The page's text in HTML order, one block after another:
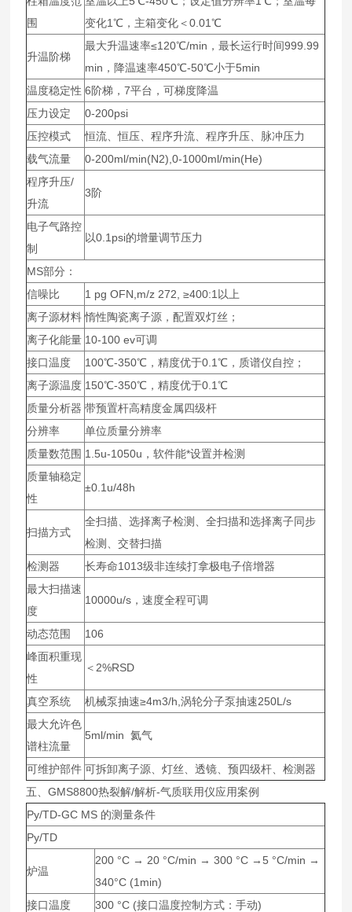
围
变化1℃，主箱变化＜0.01℃
升温阶梯
最大升温速率≤120℃/min，最长运行时间999.99
min，降温速率450℃-50℃小于5min
温度稳定性 6阶梯，7平台，可梯度降温
压力设定
0-200psi
压控模式
恒流、恒压、程序升流、程序升压、脉冲压力
载气流量
0-200ml/min(N2),0-1000ml/min(He)
程序升压/
升流
3阶
电子气路控
制
以0.1psi的增量调节压力
MS部分：
信噪比
1 pg OFN,m/z 272, ≥400:1以上
离子源材料 惰性陶瓷离子源，配置双灯丝；
离子化能量 10-100 ev可调
接口温度
100℃-350℃，精度优于0.1℃，质谱仪自控；
离子源温度 150℃-350℃，精度优于0.1℃
质量分析器 带预置杆高精度金属四级杆
分辨率
单位质量分辨率
质量数范围 1.5u-1050u，软件能*设置并检测
质量轴稳定
性
±0.1u/48h
扫描方式
全扫描、选择离子检测、全扫描和选择离子同步
检测、交替扫描
检测器
长寿命1013级非连续打拿极电子倍增器
最大扫描速
度
10000u/s，速度全程可调
动态范围
106
峰面积重现
性
＜2%RSD
真空系统
机械泵抽速≥4m3/h,涡轮分子泵抽速250L/s
最大允许色
谱柱流量
5ml/min 氦气
可维护部件 可拆卸离子源、灯丝、透镜、预四级杆、检测器
五、GMS8800热裂解/解析-气质联用仪应用案例
Py/TD-GC MS 的测量条件
Py/TD
炉温
200 °C → 20 °C/min → 300 °C →5 °C/min →
340°C (1min)
接口温度
300 °C (接口温度控制方式：手动)